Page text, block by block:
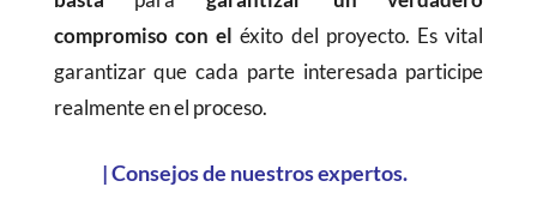
compromiso con eléxito del proyecto. Es vital
garantizar que cada parte interesada participe
realmente en el proceso.
|Consejos de nuestros expertos.